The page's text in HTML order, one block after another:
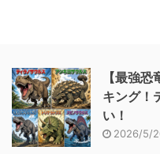
【最強
キング！
い！
2026/5/